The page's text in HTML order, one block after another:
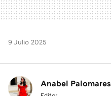
9 Julio 2025
Anabel Palomares